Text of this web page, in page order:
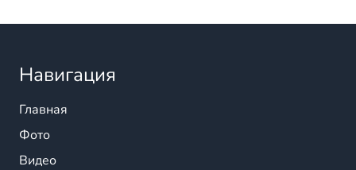
Навигация
Главная
Фото
Видео